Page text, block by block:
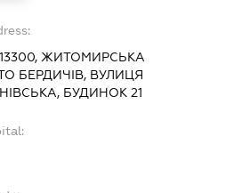
ЖИТОМИРСЬКА
БЕРДИЧІВ, ВУЛИЦЯ
БУДИНОК 21